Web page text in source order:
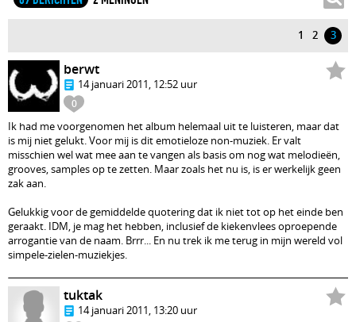
1 2 3
0
berwt
14 januari 2011, 12:52 uur
Ik had me voorgenomen het album helemaal uit te luisteren, maar dat
is mij niet gelukt. Voor mij is dit emotieloze non-muziek. Er valt
misschien wel wat mee aan te vangen als basis om nog wat melodieën,
grooves, samples op te zetten. Maar zoals het nu is, is er werkelijk geen
zak aan.
Gelukkig voor de gemiddelde quotering dat ik niet tot op het einde ben
geraakt. IDM, je mag het hebben, inclusief de kiekenvlees oproepende
arrogantie van de naam. Brrr... En nu trek ik me terug in mijn wereld vol
simpele-zielen-muziekjes.
tuktak
14 januari 2011, 13:20 uur